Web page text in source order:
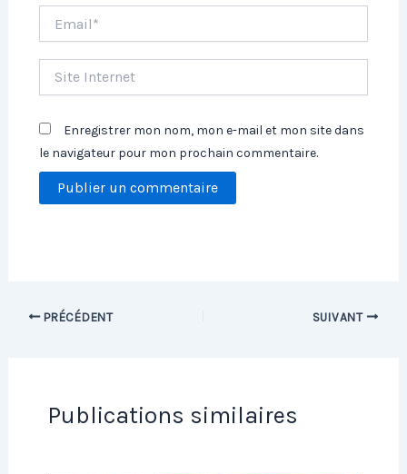
Internet
Enregistrer mon nom, mon e-mail et mon site dans
le navigateur pour mon prochain commentaire.
PRÉCÉDENT SUIVANT
Publications similaires